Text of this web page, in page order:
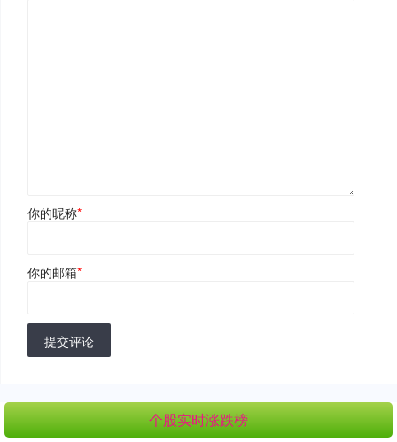
你的昵称*
你的邮箱*
提交评论
个股实时涨跌榜